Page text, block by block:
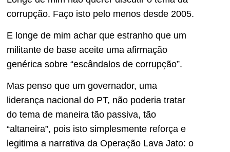
corrupção. Faço isto pelo menos desde 2005.
E longe de mim achar que estranho que um
militante de base aceite uma afirmação
genérica sobre “escândalos de corrupção”.
Mas penso que um governador, uma
liderança nacional do PT, não poderia tratar
do tema de maneira tão passiva, tão
“altaneira”, pois isto simplesmente reforça e
legitima a narrativa da Operação Lava Jato: o